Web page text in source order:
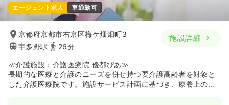
給与 時給1,600円〜
時間 8:30～17:15
時給1,600円以上可
エージェント求人 車通勤可
京都府京都市右京区梅ケ畑畑町3
宇多野駅
26分
施設詳細
≪介護施設：介護医療院 優都ぴあ≫
長期的な医療と介護のニーズを併せ持つ要介護高齢者を対象と
した介護医療院です。施設サービス計画に基づき、療養上の管